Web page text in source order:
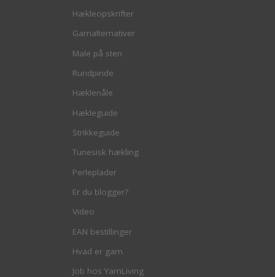
Hækleopskrifter
Garnalternativer
Male på sten
Rundpinde
Hæklenåle
Hækleguide
Strikkeguide
Tunesisk hækling
Perleplader
Er du blogger?
Video
EAN bestillinger
Hvad er garn
Job hos YarnLiving